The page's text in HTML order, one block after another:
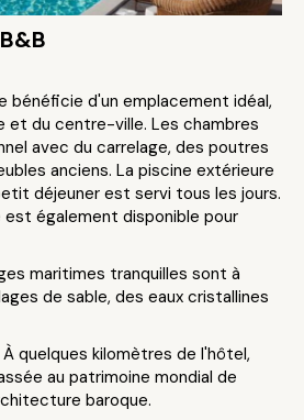
bénéficie d'un emplacement idéal,
et du centre-ville. Les chambres
avec du carrelage, des poutres
anciens. La piscine extérieure
déjeuner est servi tous les jours.
est également disponible pour
maritimes tranquilles sont à
de sable, des eaux cristallines
quelques kilomètres de l'hôtel,
au patrimoine mondial de
baroque.